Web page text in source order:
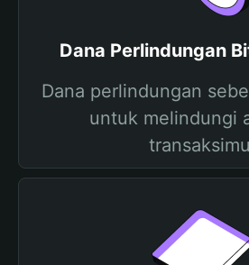
Dana Perlindungan
Dana perlindungan
untuk melindungi